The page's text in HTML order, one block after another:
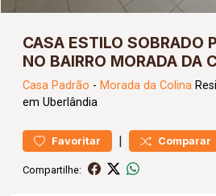
CASA ESTILO SOBRADO
NO BAIRRO MORADA DA
Casa Padrão - Morada da Colina
em Uberlândia
Favoritar | Comparar
Compartilhe: